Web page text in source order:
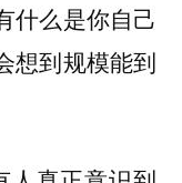
什么是你自己
想到规模能到